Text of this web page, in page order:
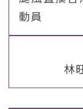
動員
林